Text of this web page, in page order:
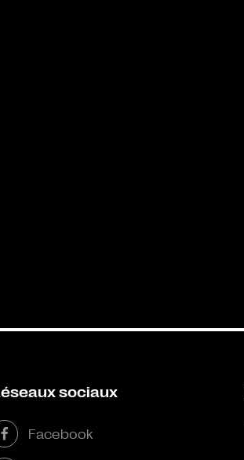
sociaux
Facebook